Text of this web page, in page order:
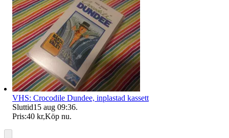
VHS: Crocodile Dundee, inplastad kassett
Sluttid15 aug 09:36.
Pris:40 kr,Köp nu.